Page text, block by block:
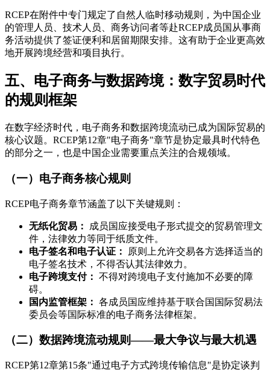
RCEP在附件中专门规定了自然人临时移动规则，为中国企业
的管理人员、技术人员、商务访问者等赴RCEP成员国从事商
务活动提供了签证便利和居留期限安排。这有助于企业更高效
地开展跨境经营和项目执行。
五、电子商务与数据跨境：数字贸易时代
的规则框架
在数字经济时代，电子商务和数据跨境流动已成为国际贸易的
核心议题。RCEP第12章"电子商务"章节是协定最具时代特色
的部分之一，也是中国企业需要重点关注的合规领域。
（一）电子商务核心规则
RCEP电子商务章节涵盖了以下关键规则：
无纸化贸易：
成员国应接受电子形式提交的贸易管理文
件，法律效力等同于纸质文件。
电子签名和电子认证：
原则上允许交易各方选择适当的
电子签名技术，不得否认其法律效力。
电子跨境支付： 不得对跨境电子支付施加不必要的障
碍。
国内监管框架： 各成员国应维持基于联合国国际贸易法
委员会等国际标准的电子商务法律框架。
（二）数据跨境流动规则——最大争议与最大机遇
RCEP第12章第15条"通过电子方式跨境传输信息"是协定谈判